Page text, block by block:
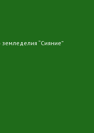
“Сияние”